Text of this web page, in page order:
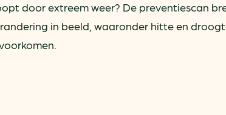
door extreem weer? De preventiescan
in beeld, waaronder hitte en